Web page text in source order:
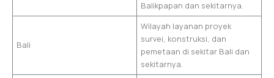
Balikpapan dan sekitarnya.
Bali
Wilayah layanan proyek
survei, konstruksi, dan
pemetaan di sekitar Bali dan
sekitarnya.